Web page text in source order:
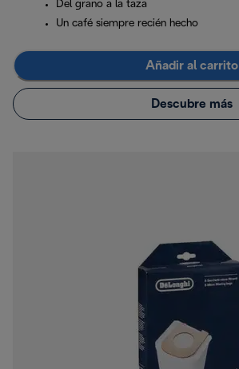
Del grano a la taza
Un café siempre recién hecho
Añadir al carrito
Descubre más